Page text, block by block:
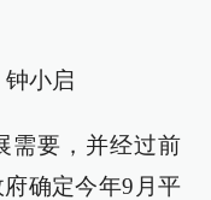
钟小启
需要，并经过前
确定今年9月平